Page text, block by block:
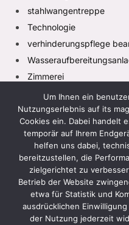
stahlwangentreppe
Technologie
verhinderungspflege
Zimmerei
Facebook
X
HEIM
GESCHÄFTSBEDINGUNGEN
Um Ihnen ein
Nutzungserlebnis auf its
Cookies ein. Dabei handelt
temporär auf Ihrem
helfen uns dabei,
bereitzustellen, die
zielgerichtet zu
Betrieb der Website
etwa für Statistik und
ausdrücklichen
der Nutzung jederzeit